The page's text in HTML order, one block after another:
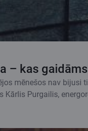
– kas
mēnešos nav bijusi
Kārlis Purgailis,